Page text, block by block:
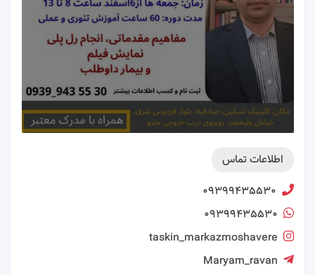
اطلاعات تماس
۰۹۳۹۹۴۳۵۵۳۰
۰۹۳۹۹۴۳۵۵۳۰
taskin_markazmoshavere
Maryam_ravan